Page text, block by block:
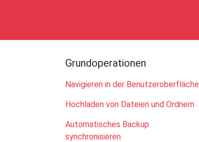
Grundoperationen
Navigieren in der Benutzeroberfläche
Hochladen von Dateien und Ordnern
Automatisches Backup
synchronisieren